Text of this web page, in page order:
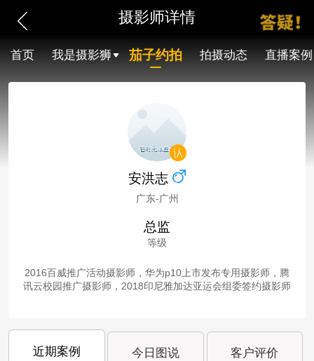
摄影师详情
首页 我是摄影狮 茄子约拍 拍摄动态 直播案例
安洪志
广东-广州
总监
等级
2016百威推广活动摄影师，华为p10上市发布专用摄影师，腾
讯云校园推广摄影师，2018印尼雅加达亚运会组委签约摄影师
近期案例 今日图说 客户评价